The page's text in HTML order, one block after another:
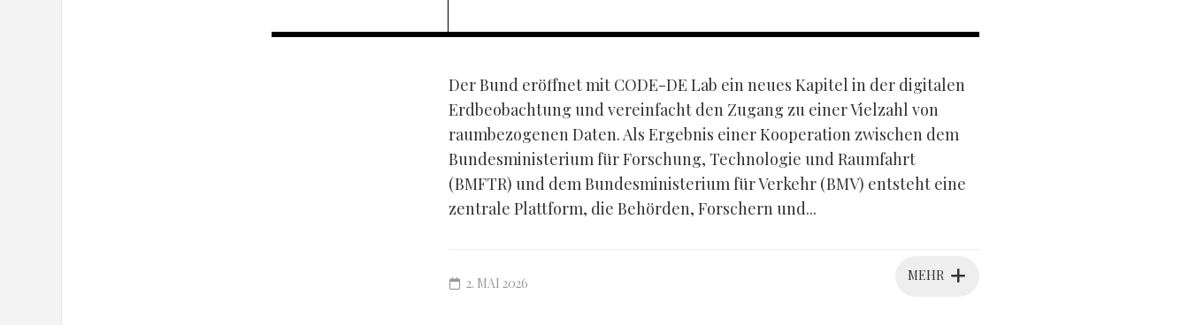
Der Bund eröffnet mit CODE-DE Lab ein neues Kapitel in der digitalen
Erdbeobachtung und vereinfacht den Zugang zu einer Vielzahl von
raumbezogenen Daten. Als Ergebnis einer Kooperation zwischen dem
Bundesministerium für Forschung, Technologie und Raumfahrt
(BMFTR) und dem Bundesministerium für Verkehr (BMV) entsteht eine
zentrale Plattform, die Behörden, Forschern und...
MEHR
2. MAI 2026